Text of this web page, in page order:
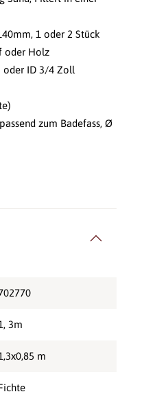
1 oder 2 Stück
oder Holz
oder ID 3/4 Zoll
zum Badefass, Ø
, 3m
m